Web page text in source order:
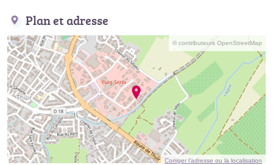
Plan et adresse
© contributeurs OpenStreetMap
Corriger l’adresse ou la localisation